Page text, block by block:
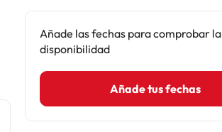
Añade las fechas para comprobar la
disponibilidad
Añade tus fechas